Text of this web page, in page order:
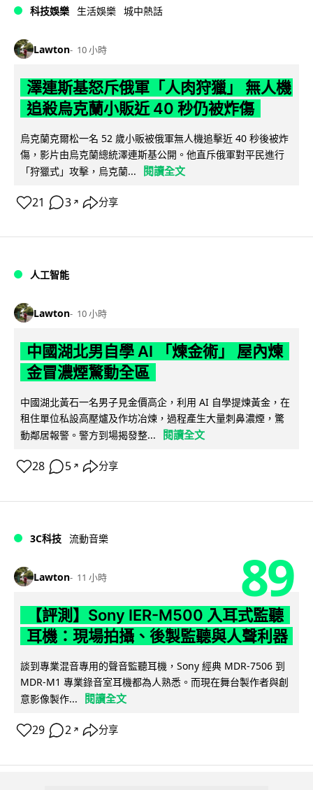
科技娛樂 生活娛樂 城中熱話
Lawton 10 小時
澤連斯基怒斥俄軍「人肉狩獵」 無人機
追殺烏克蘭小販近 40 秒仍被炸傷
烏克蘭克爾松一名 52 歲小販被俄軍無人機追擊近 40 秒後被炸
傷，影片由烏克蘭總統澤連斯基公開。他直斥俄軍對平民進行
「狩獵式」攻擊，烏克蘭...
閱讀全文
21 3 ↗ 分享
人工智能
Lawton 10 小時
中國湖北男自學 AI 「煉金術」 屋內煉
金冒濃煙驚動全區
中國湖北黃石一名男子見金價高企，利用 AI 自學提煉黃金，在
租住單位私設高壓爐及作坊冶煉，過程產生大量刺鼻濃煙，驚
動鄰居報警。警方到場揭發整...
閱讀全文
28 5 ↗ 分享
3C科技 流動音樂
Lawton 11 小時 89
【評測】Sony IER-M500 入耳式監聽
耳機：現場拍攝、後製監聽與人聲利器
談到專業混音專用的聲音監聽耳機，Sony 經典 MDR-7506 到
MDR-M1 專業錄音室耳機都為人熟悉。而現在舞台製作者與創
意影像製作...
閱讀全文
29 2 ↗ 分享